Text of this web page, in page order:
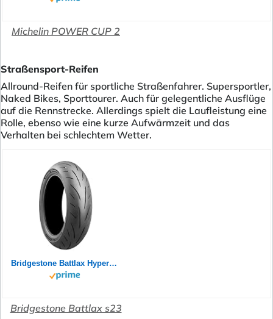
Michelin POWER CUP 2
Straßensport-Reifen
Allround-Reifen für sportliche Straßenfahrer. Supersportler,
Naked Bikes, Sporttourer. Auch für gelegentliche Ausflüge
auf die Rennstrecke. Allerdings spielt die Laufleistung eine
Rolle, ebenso wie eine kurze Aufwärmzeit und das
Verhalten bei schlechtem Wetter.
Bridgestone Battlax Hypersport S23 Rear 180/55ZR17 73W TL 24758
Bridgestone Battlax s23